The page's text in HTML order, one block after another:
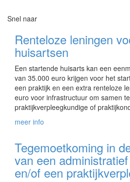
Snel naar
Renteloze leningen
huisartsen
Een startende huisarts kan een
van 35.000 euro krijgen voor het
een praktijk en een extra renteloze
euro voor infrastructuur om samen
praktijkverpleegkundige of
meer info
Tegemoetkoming in
van een
en/of een